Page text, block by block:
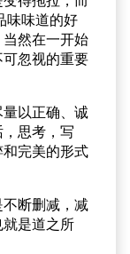
味味道的好
然在一开始
忽视的重要
以正确、诚
思考，写
完美的形式
断删减，减
是道之所